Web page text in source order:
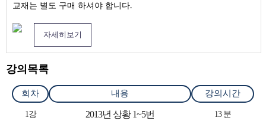
교재는 별도 구매 하셔야 합니다.
자세히보기
강의목록
회차 내용 강의시간
1강 2013년 상황 1~5번 13 분